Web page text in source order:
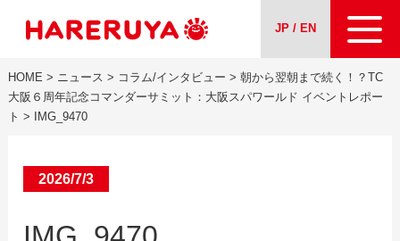
JP / EN
会社案内
ニュース
HOME > ニュース > コラム/インタビュー > 朝から翌朝まで続く！？TC
大阪６周年記念コマンダーサミット：大阪スパワールド イベントレポー
ト > IMG_9470
2026/7/3